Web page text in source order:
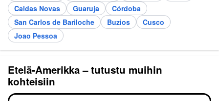
Caldas Novas
Guaruja
Córdoba
San Carlos de Bariloche
Buzios
Cusco
Joao Pessoa
Etelä-Amerikka – tutustu muihin
kohteisiin